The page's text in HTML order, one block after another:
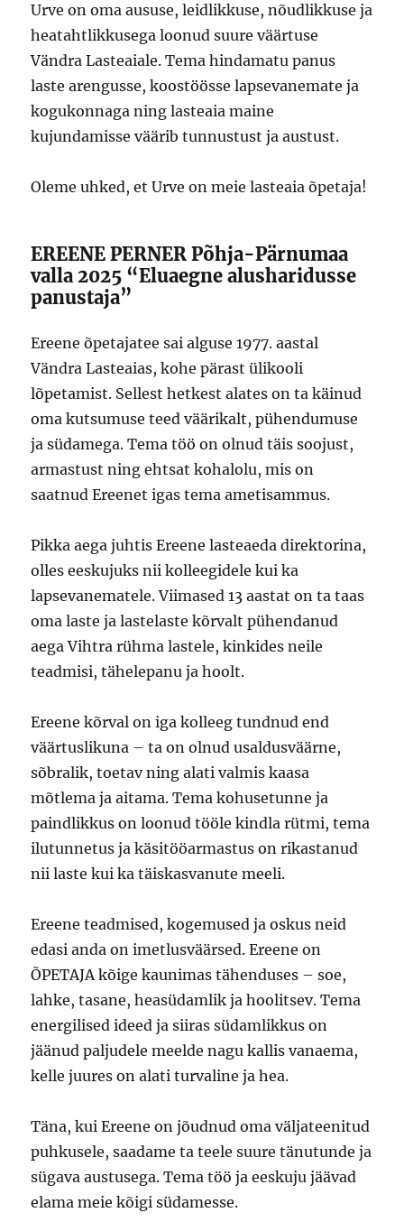
Urve on oma aususe, leidlikkuse, nõudlikkuse ja
heatahtlikkusega loonud suure väärtuse
Vändra Lasteaiale. Tema hindamatu panus
laste arengusse, koostöösse lapsevanemate ja
kogukonnaga ning lasteaia maine
kujundamisse väärib tunnustust ja austust.
Oleme uhked, et Urve on meie lasteaia õpetaja!
EREENE PERNER Põhja-Pärnumaa
valla 2025 “Eluaegne alusharidusse
panustaja”
Ereene õpetajatee sai alguse 1977. aastal
Vändra Lasteaias, kohe pärast ülikooli
lõpetamist. Sellest hetkest alates on ta käinud
oma kutsumuse teed väärikalt, pühendumuse
ja südamega. Tema töö on olnud täis soojust,
armastust ning ehtsat kohalolu, mis on
saatnud Ereenet igas tema ametisammus.
Pikka aega juhtis Ereene lasteaeda direktorina,
olles eeskujuks nii kolleegidele kui ka
lapsevanematele. Viimased 13 aastat on ta taas
oma laste ja lastelaste kõrvalt pühendanud
aega Vihtra rühma lastele, kinkides neile
teadmisi, tähelepanu ja hoolt.
Ereene kõrval on iga kolleeg tundnud end
väärtuslikuna – ta on olnud usaldusväärne,
sõbralik, toetav ning alati valmis kaasa
mõtlema ja aitama. Tema kohusetunne ja
paindlikkus on loonud tööle kindla rütmi, tema
ilutunnetus ja käsitööarmastus on rikastanud
nii laste kui ka täiskasvanute meeli.
Ereene teadmised, kogemused ja oskus neid
edasi anda on imetlusväärsed. Ereene on
ÕPETAJA kõige kaunimas tähenduses – soe,
lahke, tasane, heasüdamlik ja hoolitsev. Tema
energilised ideed ja siiras südamlikkus on
jäänud paljudele meelde nagu kallis vanaema,
kelle juures on alati turvaline ja hea.
Täna, kui Ereene on jõudnud oma väljateenitud
puhkusele, saadame ta teele suure tänutunde ja
sügava austusega. Tema töö ja eeskuju jäävad
elama meie kõigi südamesse.